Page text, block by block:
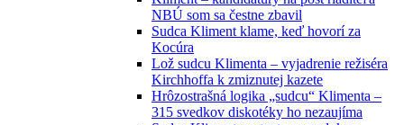
NBÚ som sa čestne zbavil
Sudca Kliment klame, keď hovorí za
Kocúra
Lož sudcu Klimenta – vyjadrenie režiséra
Kirchhoffa k zmiznutej kazete
Hrôzostrašná logika „sudcu“ Klimenta –
315 svedkov diskotéky ho nezaujíma